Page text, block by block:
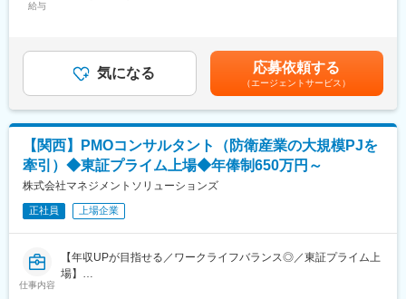
■魅力
◎安心の入社後フォロー：入社半年間は人事・営業教育・配属先
◎挑戦を後押しする社風：年次に関係なく意見を発信できる風土
があり、公平・公正な評価制度を導入
◎働く環境：土日祝休・フレックス・在宅・残業を美徳としない
文化が根付いており、「健康経営優良法人」「えるぼし」「くる
みん」などの認定を取得
◎休暇制度：有給休暇とは別に、年5日間連続のリフレッシュ休暇
取得可能
◎福利厚生：会社都合の転勤時は住宅補助や引越費用あり。遠隔
地勤務手当や、一定以上の役職で勤務エリアを選択できる制度あ
り
・(株)冨士鍍金工業所／めっき加工
・(株)大庭塗装工業所／カチオン電着塗装
・三重工業(株)／ゴム成型機製造・販売
・タマ化工(株) ／カチオン電着塗装
・(株)カケンジェネックス／成形アシスト装置製造・販売
・(株)金谷塗装工業所／カチオン電着塗装
■キャリアパスのイメージ（経営全般のキャリアを身に付けたい
方）
◆1年目：HDでの研修・グループ会社への出向
＜入社～3ヶ月目＞
・セイワホールディングスグループ各社見学
給与
経験や能力等を十分考慮の上、決定させて頂きます。■賃金改定：
年1回（6月）賃金はあくまでも目安の金額であり、選考を通じて
上下する可能性があります。月給(月額)は固定手当を含めた表記で
す。
気になる 応募依頼する
（エージェントサービス）
【関西】PMOコンサルタント（防衛産業の大規模PJを
牽引）◆東証プライム上場◆年俸制650万円～
株式会社マネジメントソリューションズ
正社員 上場企業
仕事内容
【年収UPが目指せる／ワークライフバランス◎／東証プライム上
場】